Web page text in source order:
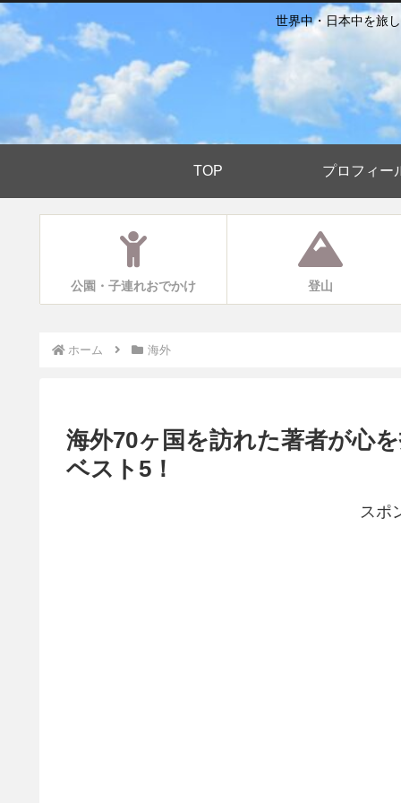
世界中・日本中を旅
TOP プロフィー
公園・子連れおでかけ 登山
ホーム 海外
海外70ヶ国を訪れた著者が心
ベスト5！
スポ